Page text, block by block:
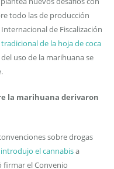
todo las de producción
de Fiscalización
de la hoja de coca
uso de la marihuana se
la marihuana derivaron
sobre drogas
introdujo el cannabisa
el Convenio